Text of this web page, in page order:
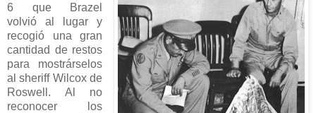
6 que Brazel
volvió al lugar y
recogió una gran
cantidad de restos
para mostrárselos
al sheriff Wilcox de
Roswell. Al no
reconocer los